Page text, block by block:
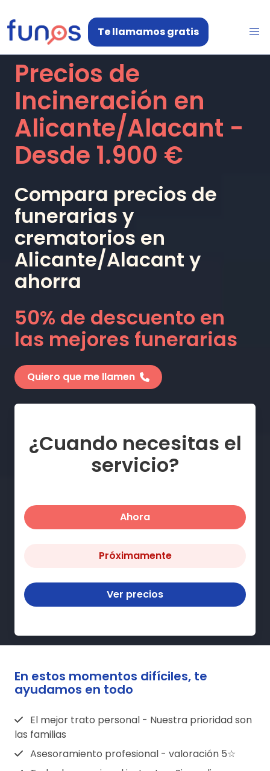
Te llamamos gratis
Precios de
Incineración en
Alicante/Alacant -
Desde 1.900 €
Compara precios de
funerarias y
crematorios en
Alicante/Alacant y
ahorra
50% de descuento en
las mejores funerarias
Quiero que me llamen
¿Cuando necesitas el
servicio?
Ahora
Próximamente
Ver precios
En estos momentos difíciles, te
ayudamos en todo
El mejor trato personal - Nuestra prioridad son
las familias
Asesoramiento profesional - valoración 5☆